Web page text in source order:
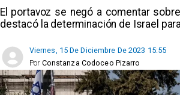
El portavoz se negó a comentar
destacó la determinación de Israel
Viernes, 15 De Diciembre De 2023 15:55
Constanza Codoceo Pizarro
Por